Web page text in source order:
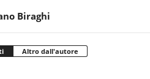
Biraghi
Altro dall'autore